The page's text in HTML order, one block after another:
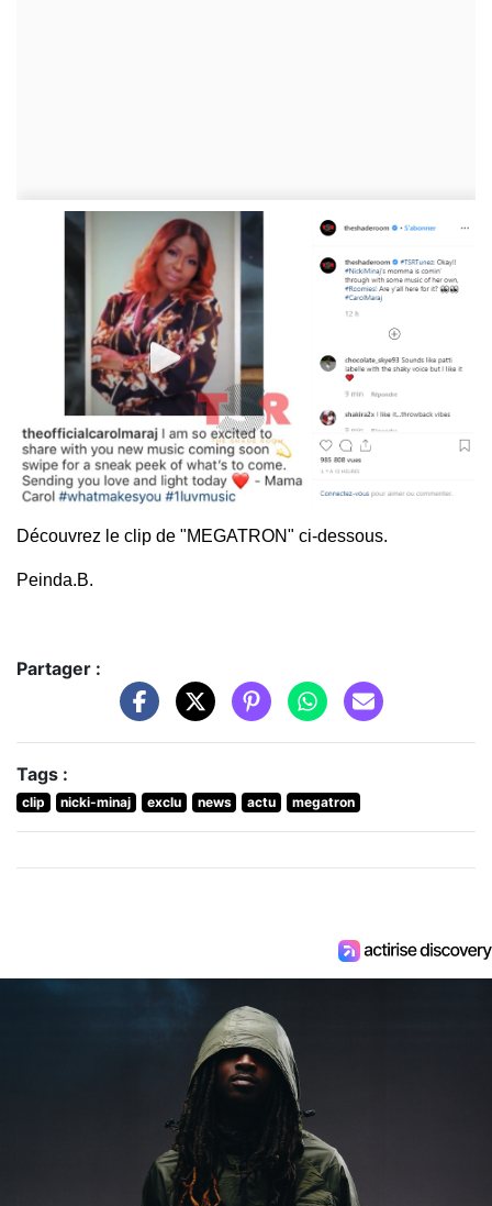
Découvrez le clip de "MEGATRON" ci-dessous.
Peinda.B.
Partager :
Tags :
clip nicki-minaj exclu news actu megatron